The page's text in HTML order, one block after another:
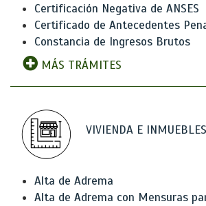
Certificación Negativa de ANSES
Certificado de Antecedentes
Constancia de Ingresos Brutos
MÁS TRÁMITES
VIVIENDA E INMUEBLES
Alta de Adrema
Alta de Adrema con Mensuras